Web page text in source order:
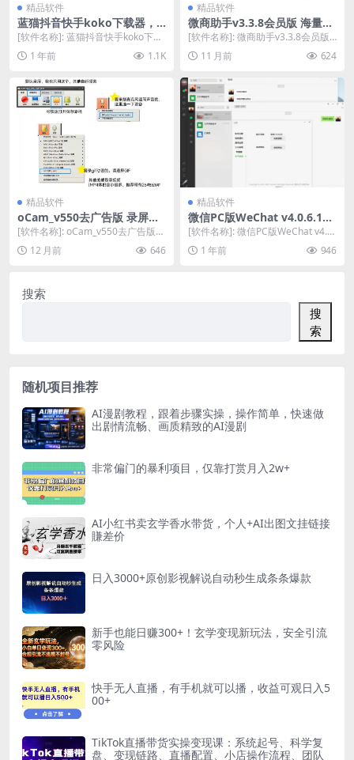
精品软件
蓝猫抖音快手koko下载器，B
lueCatKoKo v1.8.3，抖音快
手视频一键秒下载
[软件名称]: 蓝猫抖音快手koko下载
器 [软件大小]: 64.3 MB [下...
1 年前 1.1K
精品软件
微商助手v3.3.8会员版 海量微
商专用辅助工具，免Root搞定
人脉与营销
[软件名称]: 微商助手v3.3.8会员版
海量微商专用辅助工具 [软件大
小]:...11 月前 624
精品软件
oCam_v550去广告版 录屏软
件 录gif动图，畅享专业级录
屏体验
[软件名称]: oCam_v550去广告版
录屏软件 录gif动图 [软件大小]...
12 月前 646
精品软件
微信PC版WeChat v4.0.6.13
多开防撤回，绿色免安装
[软件名称]: 微信PC版WeChat v4.0.
6.13 [软件大小]: 21...
1 年前 946
搜索
搜
索
随机项目推荐
AI漫剧教程，跟着步骤实操，操作简单，快速做
出剧情流畅、画质精致的AI漫剧
非常偏门的暴利项目，仅靠打赏月入2w+
AI小红书卖玄学香水带货，个人+AI出图文挂链接
賺差价
日入3000+原创影视解说自动秒生成条条爆款
新手也能日赚300+！玄学变现新玩法，安全引流
零风险
快手无人直播，有手机就可以播，收益可观日入5
00+
TikTok直播带货实操变现课：系统起号、科学复
盘、变现链路、直播配置、小店操作流程、团队